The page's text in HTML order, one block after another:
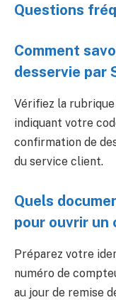
Questions
Comment
desservie par
Vérifiez la rubrique
indiquant votre
confirmation de
du service client.
Quels
pour ouvrir un
Préparez votre
numéro de
au jour de remise